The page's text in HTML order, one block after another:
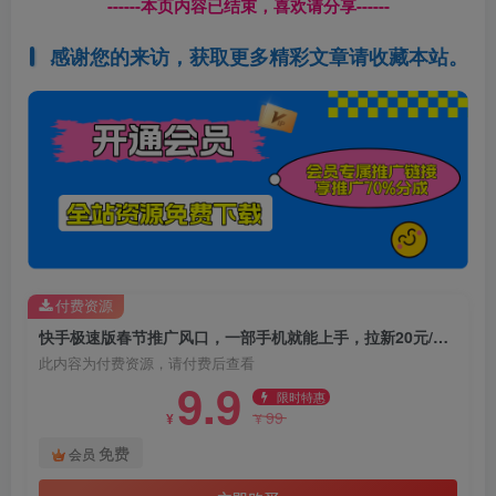
------本页内容已结束，喜欢请分享------
感谢您的来访，获取更多精彩文章请收藏本站。
快手极速版春节推广风口，一部手机就能上手，拉新20元/人平台助力躺赚小项目
此内容为付费资源，请付费后查看
¥ 9.9 限时特惠
¥99
会员 免费
付费资源